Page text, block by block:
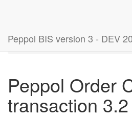
Peppol BIS version 3 - DEV
Home Peppol Order Change
Peppol Order
transaction